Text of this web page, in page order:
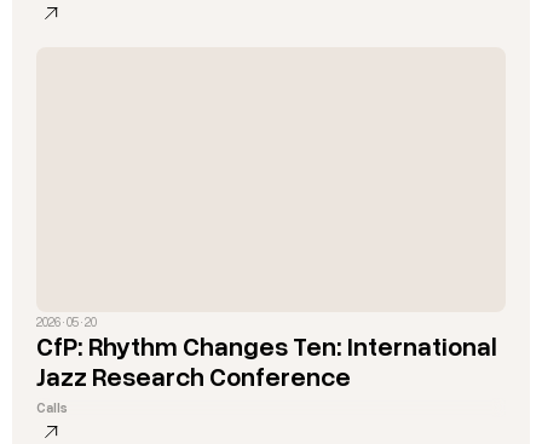
2026 · 05 · 20
CfP: Rhythm Changes Ten: International
Jazz Research Conference
Calls